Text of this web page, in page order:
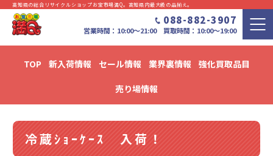
高知県の総合リサイクルショップお宝市場満Q。⾼知県内最⼤級の品揃え。
088-882-3907
営業時間：10:00〜21:00 買取時間：10:00～19:00
TOP 新入荷情報 セール情報 業界裏情報 強化買取品目
売り場情報
新入荷・セール情報・リユース情報 ブログ
冷蔵ｼｮｰｹｰｽ 入荷！